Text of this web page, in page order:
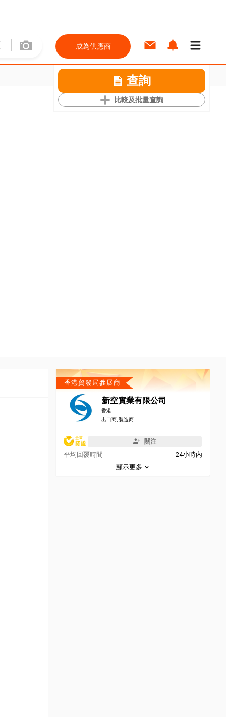
成為供應商
查詢
比較及批量查詢
香港貿發局參展商
新空實業有限公司
香港
出口商, 製造商
關注
平均回覆時間
24小時內
顯示更多